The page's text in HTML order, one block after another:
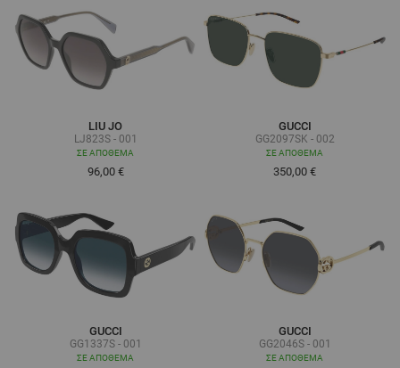
LIU JO
LJ823S - 001
ΣΕ ΑΠΌΘΕΜΑ
96,00 €
GUCCI
GG2097SK - 002
ΣΕ ΑΠΌΘΕΜΑ
350,00 €
GUCCI
GG1337S - 001
ΣΕ ΑΠΌΘΕΜΑ
GUCCI
GG2046S - 001
ΣΕ ΑΠΌΘΕΜΑ